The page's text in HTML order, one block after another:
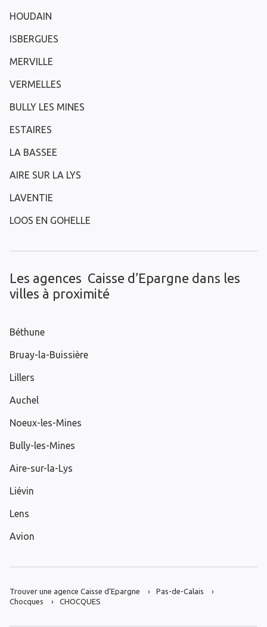
HOUDAIN
ISBERGUES
MERVILLE
VERMELLES
BULLY LES MINES
ESTAIRES
LA BASSEE
AIRE SUR LA LYS
LAVENTIE
LOOS EN GOHELLE
Les agences Caisse d’Epargne dans les
villes à proximité
Béthune
Bruay-la-Buissière
Lillers
Auchel
Noeux-les-Mines
Bully-les-Mines
Aire-sur-la-Lys
Liévin
Lens
Avion
Trouver une agence Caisse d’Epargne
Pas-de-Calais
Chocques
CHOCQUES